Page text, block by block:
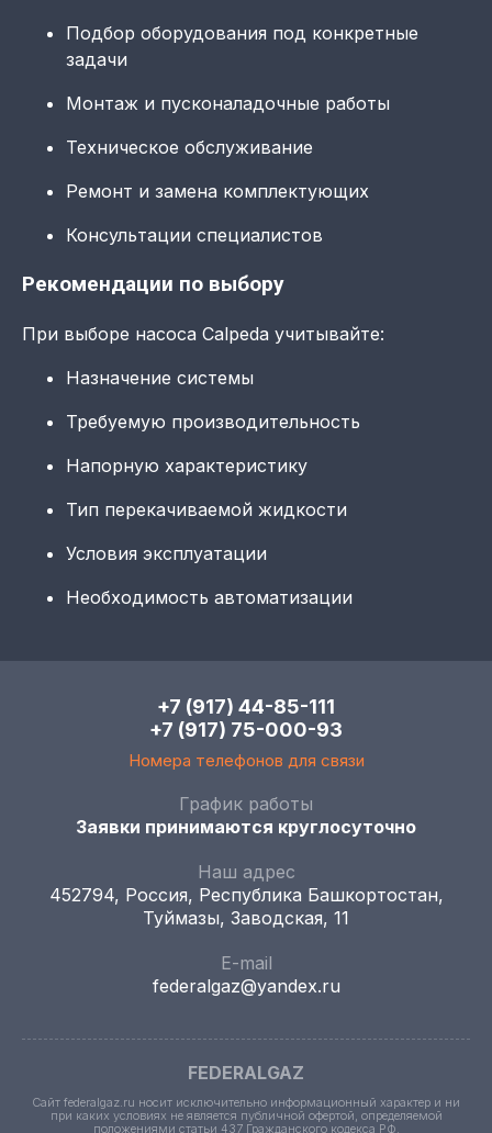
Подбор оборудования под конкретные
задачи
Монтаж и пусконаладочные работы
Техническое обслуживание
Ремонт и замена комплектующих
Консультации специалистов
Рекомендации по выбору
При выборе насоса Calpeda учитывайте:
Назначение системы
Требуемую производительность
Напорную характеристику
Тип перекачиваемой жидкости
Условия эксплуатации
Необходимость автоматизации
+7 (917) 44-85-111
+7 (917) 75-000-93
Номера телефонов для связи
График работы
Заявки принимаются круглосуточно
Наш адрес
452794, Россия, Республика Башкортостан,
Туймазы, Заводская, 11
E-mail
federalgaz@yandex.ru
FEDERALGAZ
Сайт federalgaz.ru носит исключительно информационный характер и ни
при каких условиях не является публичной офертой, определяемой
положениями статьи 437 Гражданского кодекса РФ.